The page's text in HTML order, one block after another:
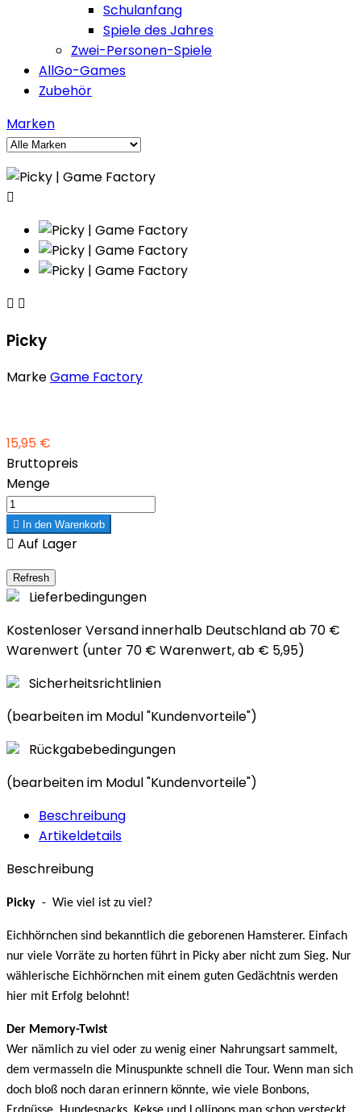
Schulanfang
Spiele des Jahres
Zwei-Personen-Spiele
AllGo-Games
Zubehör
Marken

 
Picky
MarkeGame Factory
15,95 €
Bruttopreis
Menge
 In den Warenkorb
 Auf Lager
Lieferbedingungen
Kostenloser Versand innerhalb Deutschland ab 70 €
Warenwert (unter 70 € Warenwert, ab € 5,95)
Sicherheitsrichtlinien
(bearbeiten im Modul "Kundenvorteile")
Rückgabebedingungen
(bearbeiten im Modul "Kundenvorteile")
Beschreibung
Artikeldetails
Beschreibung
Picky - Wie viel ist zu viel?
Eichhörnchen sind bekanntlich die geborenen Hamsterer. Einfach
nur viele Vorräte zu horten führt in Picky aber nicht zum Sieg. Nur
wählerische Eichhörnchen mit einem guten Gedächtnis werden
hier mit Erfolg belohnt!
Der Memory-Twist
Wer nämlich zu viel oder zu wenig einer Nahrungsart sammelt,
dem vermasseln die Minuspunkte schnell die Tour. Wenn man sich
doch bloß noch daran erinnern könnte, wie viele Bonbons,